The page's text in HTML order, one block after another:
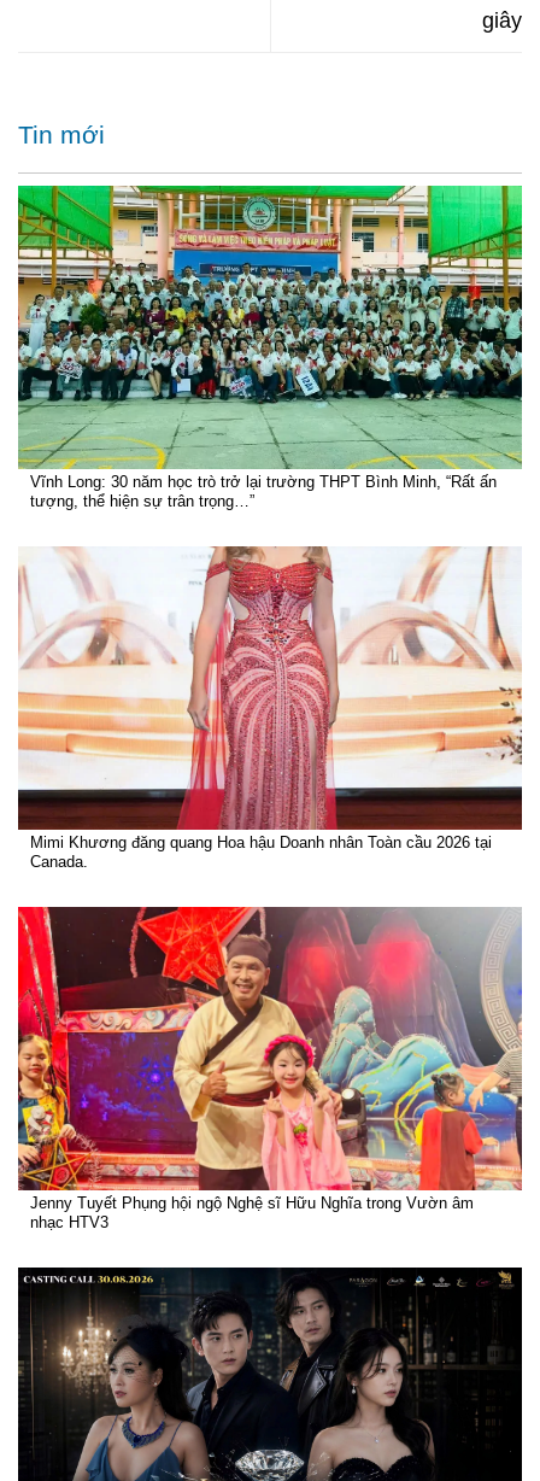
giây
Tin mới
Vĩnh Long: 30 năm học trò trở lại trường THPT Bình Minh, “Rất ấn
tượng, thể hiện sự trân trọng…”
Mimi Khương đăng quang Hoa hậu Doanh nhân Toàn cầu 2026 tại
Canada.
Jenny Tuyết Phụng hội ngộ Nghệ sĩ Hữu Nghĩa trong Vườn âm
nhạc HTV3